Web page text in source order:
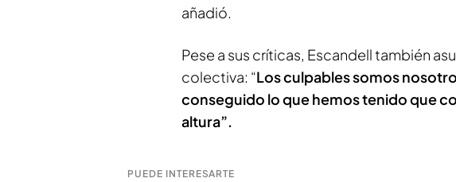
añadió.
Pese a sus críticas, Escandell también
colectiva: “Los culpables somos
conseguido lo que hemos tenido que
altura”.
PUEDE INTERESARTE